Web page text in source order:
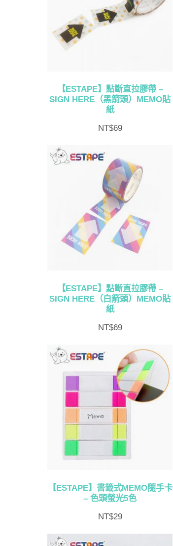
【ESTAPE】點斷直拉膠帶 –
SIGN HERE（黑箭頭）MEMO貼
紙
NT$69
【ESTAPE】點斷直拉膠帶 –
SIGN HERE（白箭頭）MEMO貼
紙
NT$69
【ESTAPE】書籤式MEMO隨手卡
– 色頭螢光5色
NT$29